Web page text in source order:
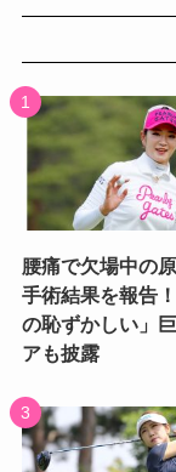
腰痛で欠場中の
手術結果を報告
の恥ずかしい」
アも披露